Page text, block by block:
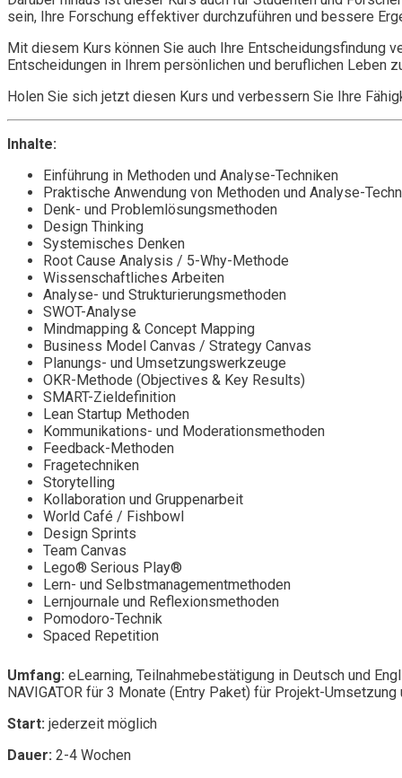
sein, Ihre Forschung effektiver durchzuführen und bessere
Mit diesem Kurs können Sie auch Ihre Entscheidungsfindung
Entscheidungen in Ihrem persönlichen und beruflichen Leben
Holen Sie sich jetzt diesen Kurs und verbessern Sie Ihre
Inhalte:
Einführung in Methoden und Analyse-Techniken
Praktische Anwendung von Methoden und Analyse-
Denk- und Problemlösungsmethoden
Design Thinking
Systemisches Denken
Root Cause Analysis / 5-Why-Methode
Wissenschaftliches Arbeiten
Analyse- und Strukturierungsmethoden
SWOT-Analyse
Mindmapping & Concept Mapping
Business Model Canvas / Strategy Canvas
Planungs- und Umsetzungswerkzeuge
OKR-Methode (Objectives & Key Results)
SMART-Zieldefinition
Lean Startup Methoden
Kommunikations- und Moderationsmethoden
Feedback-Methoden
Fragetechniken
Storytelling
Kollaboration und Gruppenarbeit
World Café / Fishbowl
Design Sprints
Team Canvas
Lego® Serious Play®
Lern- und Selbstmanagementmethoden
Lernjournale und Reflexionsmethoden
Pomodoro-Technik
Spaced Repetition
Umfang: eLearning, Teilnahmebestätigung in Deutsch und
NAVIGATOR für 3 Monate (Entry Paket) für Projekt-
Start: jederzeit möglich
Dauer: 2-4 Wochen